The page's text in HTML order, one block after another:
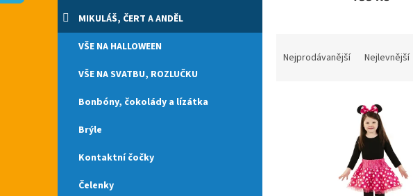
e
l
MIKULÁŠ, ČERT A ANDĚL
VŠE NA HALLOWEEN
VŠE NA SVATBU, ROZLUČKU
Bonbóny, čokolády a lízátka
Brýle
Kontaktní čočky
Čelenky
Nejprodávanější Nejlevnější